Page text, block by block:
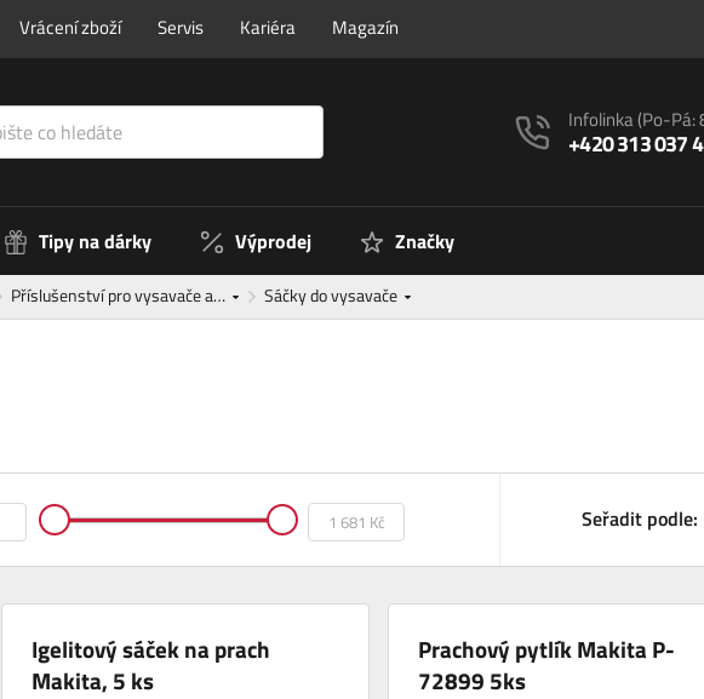
Vrácení zboží Servis Kariéra Magazín
Infolinka(Po-Pá:
+420 313 037
Tipy na dárky Výprodej Značky
Příslušenství pro vysavače a… Sáčky do vysavače
Seřadit podle:
Igelitový sáček na prach
Makita, 5 ks
Prachový pytlík Makita P-
72899 5ks